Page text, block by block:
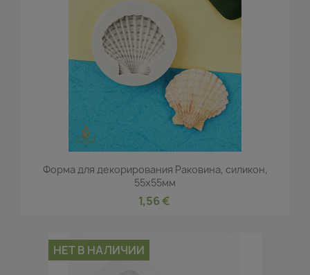
Форма для декорирования Раковина, силикон,
55x55мм
1,56 €
НЕТ В НАЛИЧИИ